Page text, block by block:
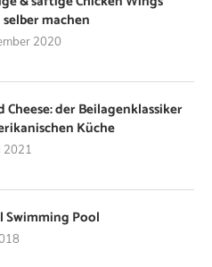
machen
2020
Cheese: der Beilagenklassiker
Küche
2021
Swimming Pool